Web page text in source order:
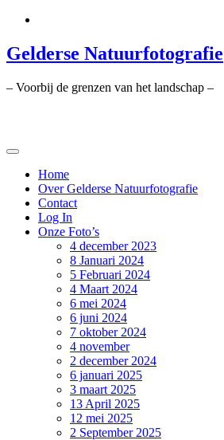
de
inhoud
Gelderse Natuurfotografie
– Voorbij de grenzen van het landschap –
Home
Over Gelderse Natuurfotografie
Contact
Log In
Onze Foto’s
4 december 2023
8 Januari 2024
5 Februari 2024
4 Maart 2024
6 mei 2024
6 juni 2024
7 oktober 2024
4 november
2 december 2024
6 januari 2025
3 maart 2025
13 April 2025
12 mei 2025
2 September 2025